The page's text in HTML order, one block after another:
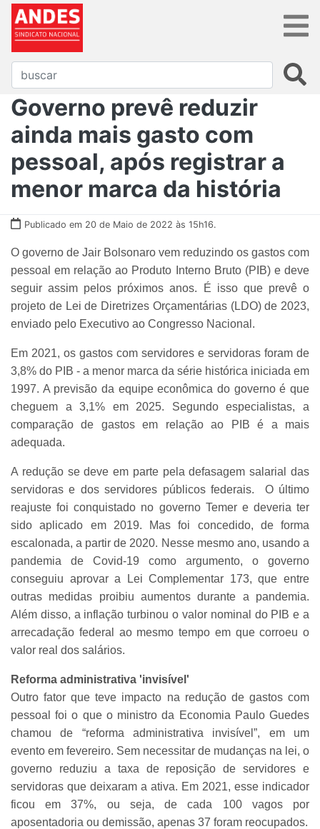
Governo prevê reduzir
ainda mais gasto com
pessoal, após registrar a
menor marca da história
Publicado em 20 de Maio de 2022 às 15h16.
O governo de Jair Bolsonaro vem reduzindo os gastos com
pessoal em relação ao Produto Interno Bruto (PIB) e deve
seguir assim pelos próximos anos. É isso que prevê o
projeto de Lei de Diretrizes Orçamentárias (LDO) de 2023,
enviado pelo Executivo ao Congresso Nacional.
Em 2021, os gastos com servidores e servidoras foram de
3,8% do PIB - a menor marca da série histórica iniciada em
1997. A previsão da equipe econômica do governo é que
cheguem a 3,1% em 2025. Segundo especialistas, a
comparação de gastos em relação ao PIB é a mais
adequada.
A redução se deve em parte pela defasagem salarial das
servidoras e dos servidores públicos federais. O último
reajuste foi conquistado no governo Temer e deveria ter
sido aplicado em 2019. Mas foi concedido, de forma
escalonada, a partir de 2020. Nesse mesmo ano, usando a
pandemia de Covid-19 como argumento, o governo
conseguiu aprovar a Lei Complementar 173, que entre
outras medidas proibiu aumentos durante a pandemia.
Além disso, a inflação turbinou o valor nominal do PIB e a
arrecadação federal ao mesmo tempo em que corroeu o
valor real dos salários.
Reforma administrativa 'invisível'
Outro fator que teve impacto na redução de gastos com
pessoal foi o que o ministro da Economia Paulo Guedes
chamou de “reforma administrativa invisível”, em um
evento em fevereiro. Sem necessitar de mudanças na lei, o
governo reduziu a taxa de reposição de servidores e
servidoras que deixaram a ativa. Em 2021, esse indicador
ficou em 37%, ou seja, de cada 100 vagos por
aposentadoria ou demissão, apenas 37 foram reocupados.